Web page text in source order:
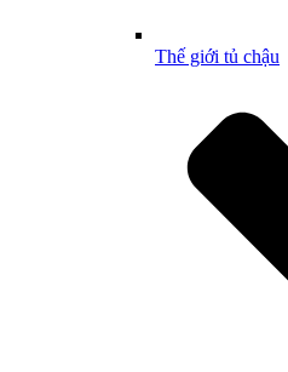
Thế giới tủ chậu